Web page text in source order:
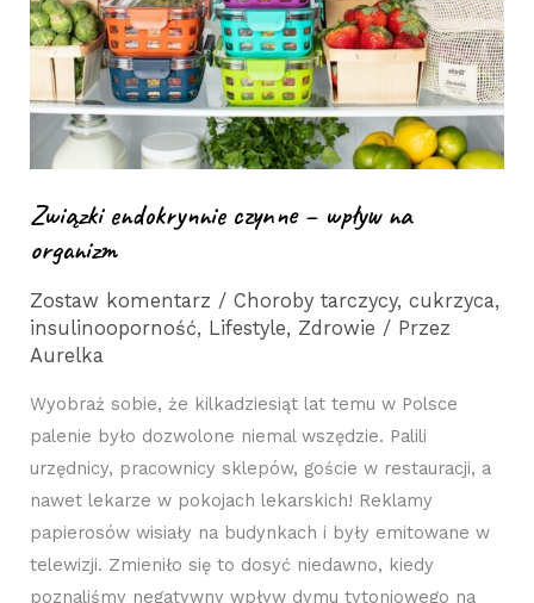
Związki endokrynnie czynne – wpływ na
organizm
Zostaw komentarz /Choroby tarczycy,cukrzyca,
insulinooporność, Lifestyle, Zdrowie / Przez
Aurelka
Wyobraź sobie, że kilkadziesiąt lat temu w Polsce
palenie było dozwolone niemal wszędzie. Palili
urzędnicy, pracownicy sklepów, goście w restauracji, a
nawet lekarze w pokojach lekarskich! Reklamy
papierosów wisiały na budynkach i były emitowane w
telewizji. Zmieniło się to dosyć niedawno, kiedy
poznaliśmy negatywny wpływ dymu tytoniowego na
na
organizm